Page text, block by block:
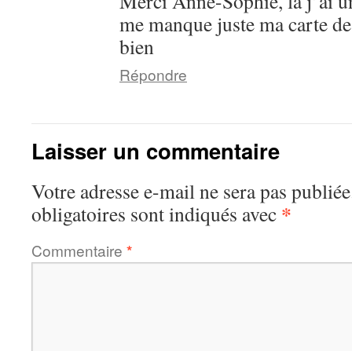
me manque juste ma carte
bien
Répondre
Laisser un commentaire
Votre adresse e-mail ne sera pas
obligatoires sont indiqués avec *
Commentaire *